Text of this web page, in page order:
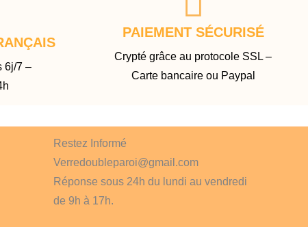
6j/7 –
PAIEMENT SÉCURISÉ
Crypté grâce au protocole SSL –
Carte bancaire ou Paypal
Restez Informé
Verredoubleparoi@gmail.com
Réponse sous 24h du lundi au vendredi
de 9h à 17h.